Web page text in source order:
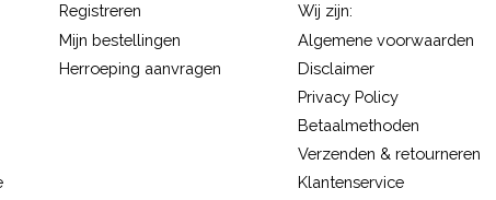
Registreren
Mijn bestellingen
Herroeping aanvragen
Wij zijn:
Algemene voorwaarden
Disclaimer
Privacy Policy
Betaalmethoden
Verzenden & retourneren
Klantenservice